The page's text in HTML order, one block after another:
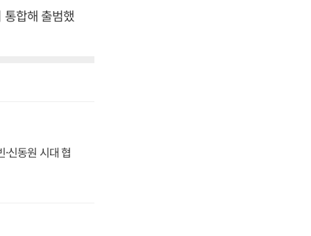
통합해 출범했
신동원 시대 협